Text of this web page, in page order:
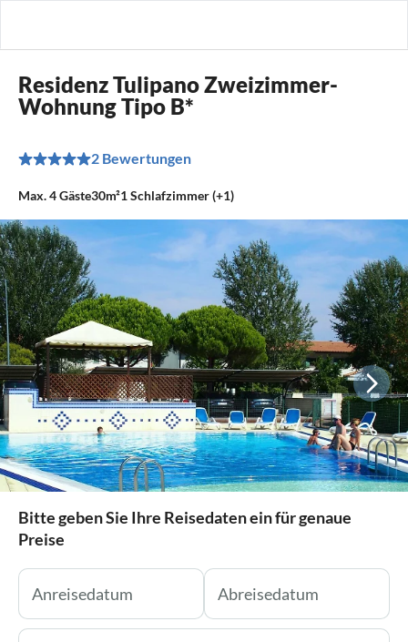
Residenz Tulipano Zweizimmer-
Wohnung Tipo B*
2 Bewertungen
Max.4Gäste30m²1Schlafzimmer (+1)
Bitte geben Sie Ihre Reisedaten ein für genaue
Preise